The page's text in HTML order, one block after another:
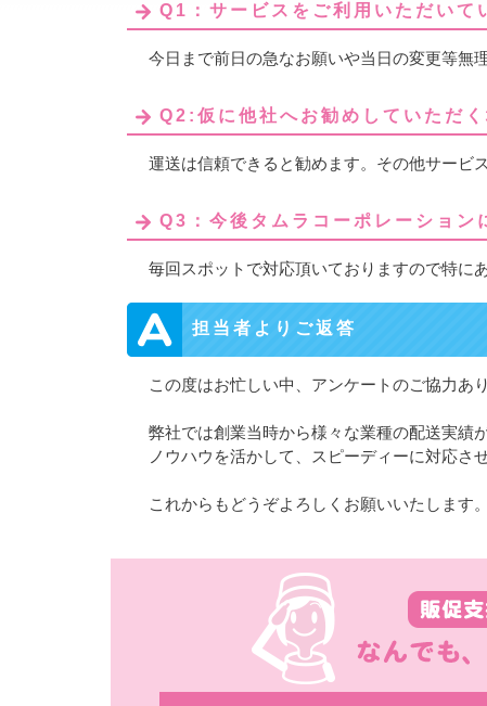
Q1：サービスをご利用いただいて
今日まで前日の急なお願いや当日の変更等無
Q2:仮に他社へお勧めしていただ
運送は信頼できると勧めます。その他サービ
Q3：今後タムラコーポレーション
毎回スポットで対応頂いておりますので特に
担当者よりご返答
この度はお忙しい中、アンケートのご協力あ
弊社では創業当時から様々な業種の配送実績
ノウハウを活かして、スピーディーに対応さ
これからもどうぞよろしくお願いいたします。